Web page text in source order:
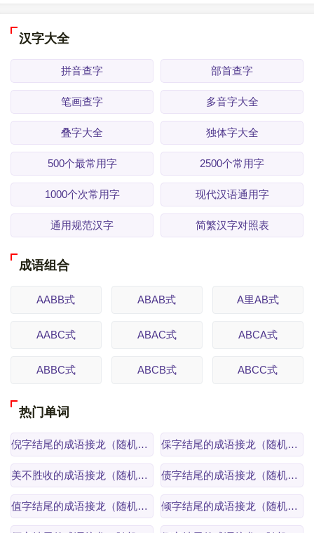
汉字大全
拼音查字 部首查字
笔画查字 多音字大全
叠字大全 独体字大全
500个最常用字 2500个常用字
1000个次常用字 现代汉语通用字
通用规范汉字 简繁汉字对照表
成语组合
AABB式 ABAB式 A里AB式
AABC式 ABAC式 ABCA式
ABBC式 ABCB式 ABCC式
热门单词
倪字结尾的成语接龙（随机逆接） 倸字结尾的成语接龙（随机逆接）
美不胜收的成语接龙（随机逆接） 债字结尾的成语接龙（随机逆接）
值字结尾的成语接龙（随机逆接） 倾字结尾的成语接龙（随机逆接）